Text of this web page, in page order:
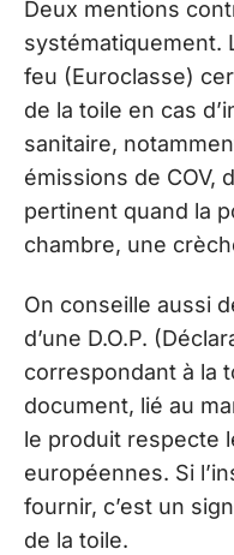
Deux mentions
systématiquement.
feu (Euroclasse)
de la toile en cas
sanitaire,
émissions de COV,
pertinent quand la
chambre, une
On conseille aussi
d’une D.O.P.
correspondant à la
document, lié au
le produit respecte
européennes. Si
fournir, c’est un
de la toile.